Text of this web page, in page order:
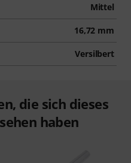
Mittel
16,72 mm
Versilbert
die sich dieses
haben